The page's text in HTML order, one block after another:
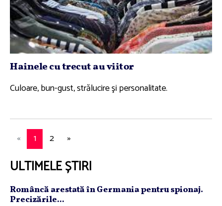
Hainele cu trecut au viitor
Culoare, bun-gust, strălucire şi personalitate.
« 1 2 »
ULTIMELE ȘTIRI
Româncă arestată în Germania pentru spionaj.
Precizările...